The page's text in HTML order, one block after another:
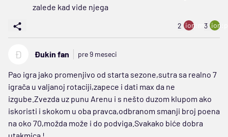
zalede kad vide njega
2 ion:minus
3
Đ Đukin fan pre 9 meseci
Pao igra jako promenjivo od starta sezone,sutra sa realno 7
igrača u valjanoj rotaciji,zapece i dati max da ne
izgube.Zvezda uz punu Arenu i s nešto duzom klupom ako
iskoristi i skokom u oba pravca,odbranom smanji broj poena
na oko 70,možda može i do podviga.Svakako biće dobra